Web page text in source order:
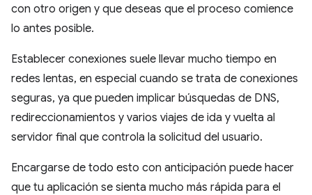
con otro origen y que deseas que el proceso comience
lo antes posible.
Establecer conexiones suele llevar mucho tiempo en
redes lentas, en especial cuando se trata de conexiones
seguras, ya que pueden implicar búsquedas de DNS,
redireccionamientos y varios viajes de ida y vuelta al
servidor final que controla la solicitud del usuario.
Encargarse de todo esto con anticipación puede hacer
que tu aplicación se sienta mucho más rápida para el